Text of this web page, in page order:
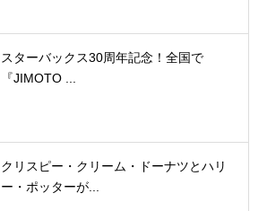
スターバックス30周年記念！全国で
『JIMOTO ...
クリスピー・クリーム・ドーナツとハリ
ー・ポッターが...